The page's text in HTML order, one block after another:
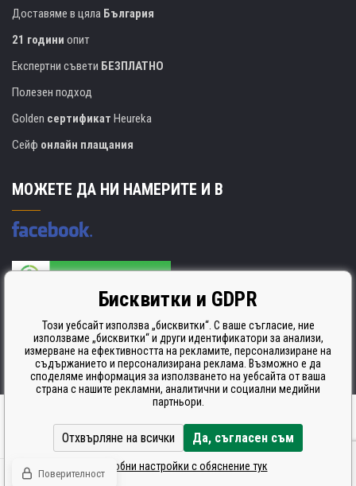
Доставяме в цяла България
21 години опит
Експертни съвети БЕЗПЛАТНО
Полезен подход
Golden сертификат Heureka
Сейф онлайн плащания
МОЖЕТЕ ДА НИ НАМЕРИТЕ И В
Производителят на касети е сертифициран
ISO 9001. ISO 14001 и STMC.
Ecommerce solutionsBINARGON.cz
© Всички права запазени CDRmarket.cz -
Бисквитки и GDPR
Този уебсайт използва „бисквитки“. С ваше съгласие, ние
използваме „бисквитки“ и други идентификатори за анализи,
измерване на ефективността на рекламите, персонализиране на
съдържанието и персонализирана реклама. Възможно е да
споделяме информация за използването на уебсайта от ваша
страна с нашите рекламни, аналитични и социални медийни
партньори.
Отхвърляне на всички Да, съгласен съм
Подробни настройки с обяснение тук
Поверителност